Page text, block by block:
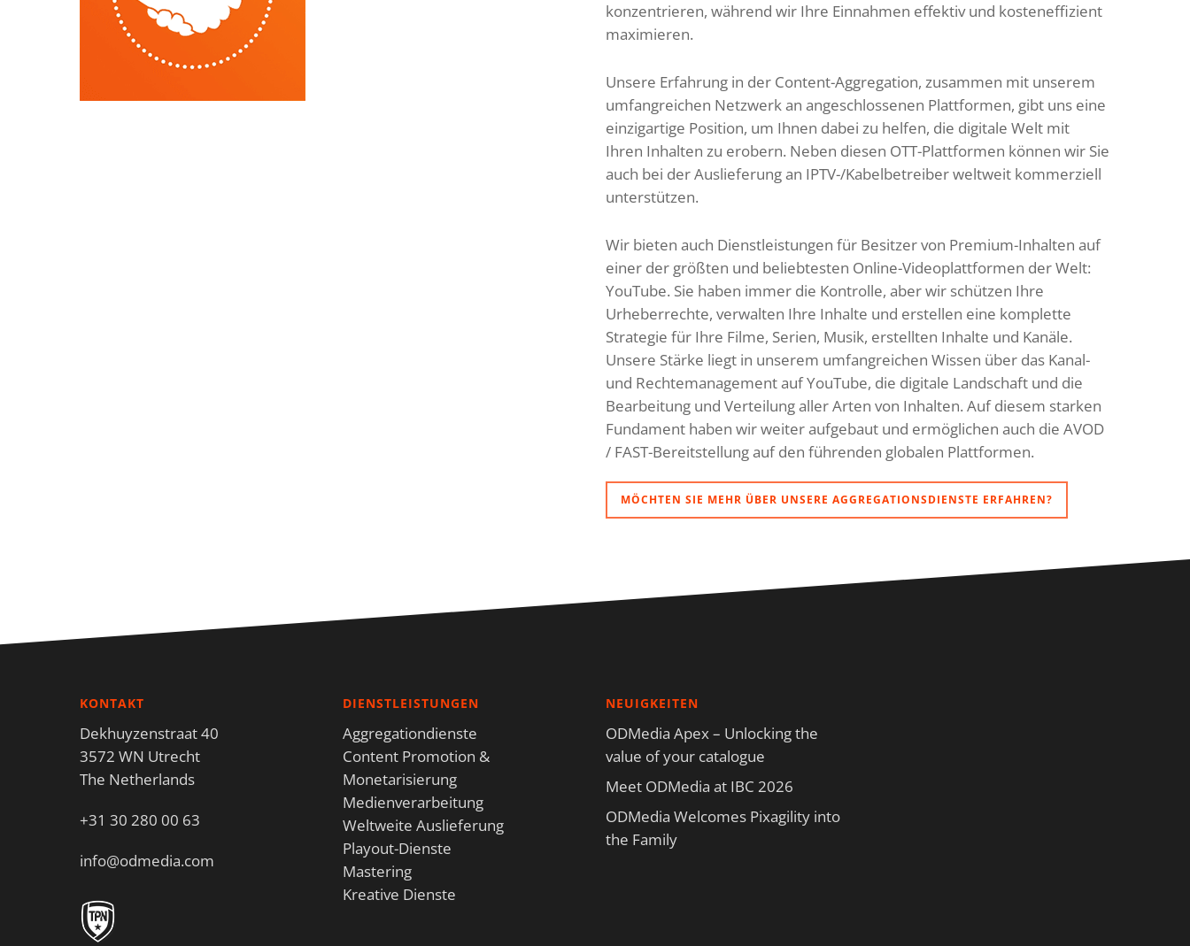
konzentrieren, während wir Ihre Einnahmen effektiv und kosteneffizient
maximieren.
Unsere Erfahrung in der Content-Aggregation, zusammen mit unserem
umfangreichen Netzwerk an angeschlossenen Plattformen, gibt uns eine
einzigartige Position, um Ihnen dabei zu helfen, die digitale Welt mit
Ihren Inhalten zu erobern. Neben diesen OTT-Plattformen können wir Sie
auch bei der Auslieferung an IPTV-/Kabelbetreiber weltweit kommerziell
unterstützen.
Wir bieten auch Dienstleistungen für Besitzer von Premium-Inhalten auf
einer der größten und beliebtesten Online-Videoplattformen der Welt:
YouTube. Sie haben immer die Kontrolle, aber wir schützen Ihre
Urheberrechte, verwalten Ihre Inhalte und erstellen eine komplette
Strategie für Ihre Filme, Serien, Musik, erstellten Inhalte und Kanäle.
Unsere Stärke liegt in unserem umfangreichen Wissen über das Kanal-
und Rechtemanagement auf YouTube, die digitale Landschaft und die
Bearbeitung und Verteilung aller Arten von Inhalten. Auf diesem starken
Fundament haben wir weiter aufgebaut und ermöglichen auch die AVOD
/ FAST-Bereitstellung auf den führenden globalen Plattformen.
MÖCHTEN SIE MEHR ÜBER UNSERE AGGREGATIONSDIENSTE ERFAHREN?
KONTAKT
Dekhuyzenstraat 40
3572 WN Utrecht
The Netherlands
+31 30 280 00 63
info@odmedia.com
DIENSTLEISTUNGEN
Aggregationdienste
Content Promotion &
Monetarisierung
Medienverarbeitung
Weltweite Auslieferung
Playout-Dienste
Mastering
Kreative Dienste
NEUIGKEITEN
ODMedia Apex – Unlocking the
value of your catalogue
Meet ODMedia at IBC 2026
ODMedia Welcomes Pixagility into
the Family